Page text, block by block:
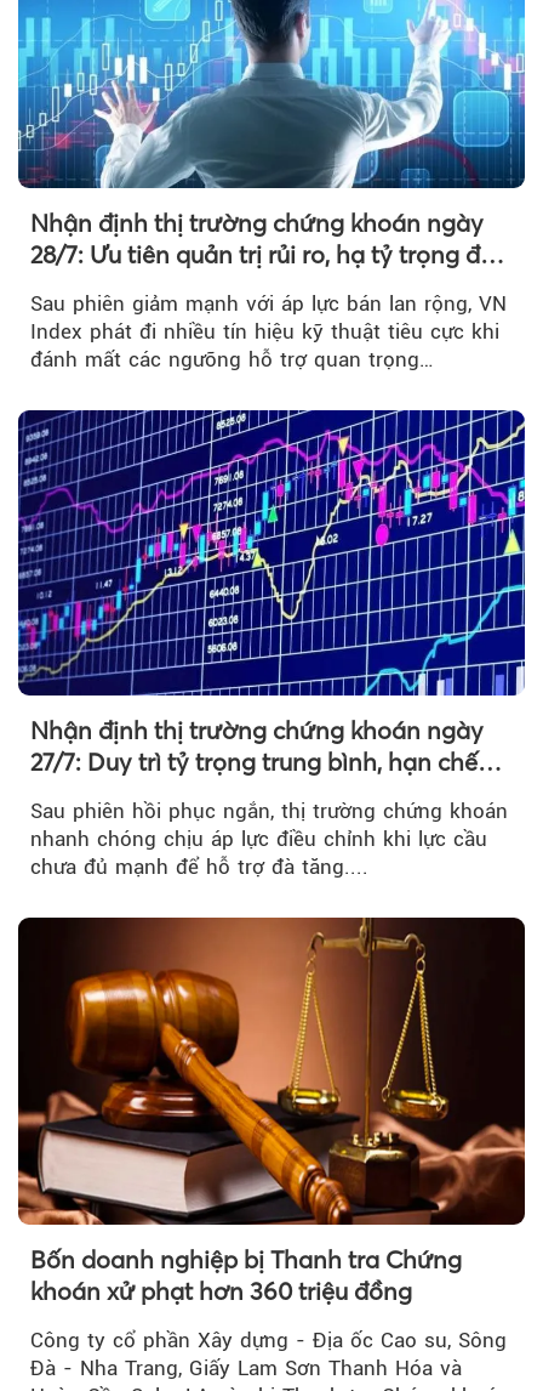
Nhận định thị trường chứng khoán ngày
28/7: Ưu tiên quản trị rủi ro, hạ tỷ trọng đòn
Sau phiên giảm mạnh với áp lực bán lan rộng, VN
Index phát đi nhiều tín hiệu kỹ thuật tiêu cực khi
đánh mất các ngưỡng hỗ trợ quan trọng…
Nhận định thị trường chứng khoán ngày
27/7: Duy trì tỷ trọng trung bình, hạn chế
Sau phiên hồi phục ngắn, thị trường chứng khoán
nhanh chóng chịu áp lực điều chỉnh khi lực cầu
chưa đủ mạnh để hỗ trợ đà tăng....
Bốn doanh nghiệp bị Thanh tra Chứng
khoán xử phạt hơn 360 triệu đồng
Công ty cổ phần Xây dựng - Địa ốc Cao su, Sông
Đà - Nha Trang, Giấy Lam Sơn Thanh Hóa và